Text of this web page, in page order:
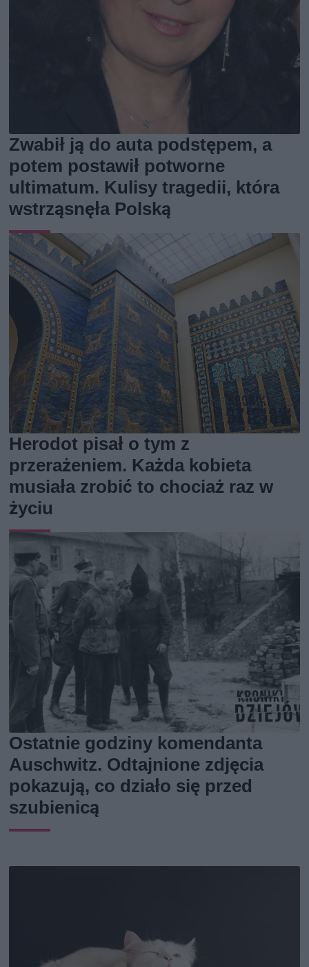
Zwabił ją do auta podstępem, a
potem postawił potworne
ultimatum. Kulisy tragedii, która
wstrząsnęła Polską
Herodot pisał o tym z
przerażeniem. Każda kobieta
musiała zrobić to chociaż raz w
życiu
Ostatnie godziny komendanta
Auschwitz. Odtajnione zdjęcia
pokazują, co działo się przed
szubienicą